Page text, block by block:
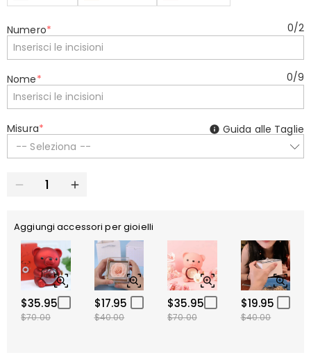
Numero* 0/2
Nome* 0/9
Misura*
-- Seleziona --
Guida alle Taglie
Aggiungi accessori per gioielli
$35.95
$70.00
$17.95
$40.00
$35.95
$70.00
$19.95
$40.00